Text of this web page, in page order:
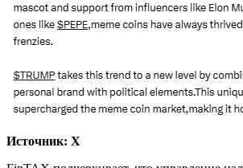
Источник: Х